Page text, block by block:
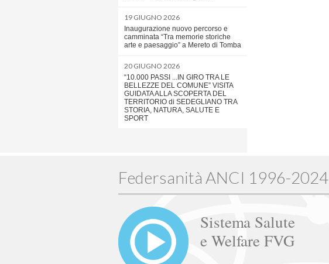
19 GIUGNO 2026
Inaugurazione nuovo percorso e
camminata “Tra memorie storiche
arte e paesaggio” a Mereto di Tomba
20 GIUGNO 2026
“10.000 PASSI ...IN GIRO TRA LE
BELLEZZE DEL COMUNE” VISITA
GUIDATA ALLA SCOPERTA DEL
TERRITORIO di SEDEGLIANO TRA
STORIA, NATURA, SALUTE E
SPORT
Federsanità ANCI 1996-2024
Sistema Salute
e Welfare FVG